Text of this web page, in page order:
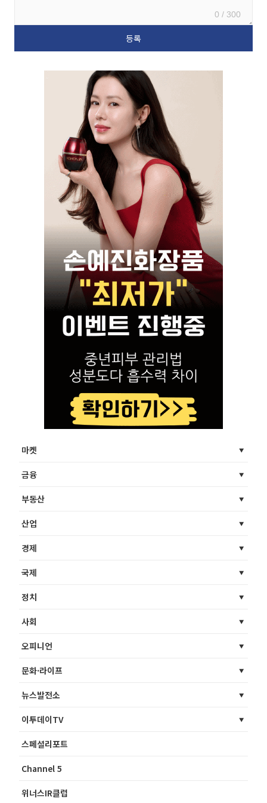
0 / 300
마켓
금융
부동산
산업
경제
국제
정치
사회
오피니언
문화·라이프
뉴스발전소
이투데이TV
스페셜리포트
Channel 5
위너스IR클럽